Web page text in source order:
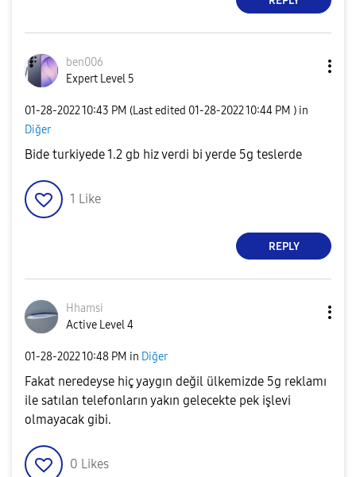
ben006
Expert Level 5
‎01-28-202210:43 PM (Last edited ‎01-28-202210:44 PM ) in
Diğer
Bide turkiyede 1.2 gb hiz verdi bi yerde 5g teslerde
1 Like
REPLY
Hhamsi
Active Level 4
‎01-28-202210:48 PM in Diğer
Fakat neredeyse hiç yaygın değil ülkemizde 5g reklamı
ile satılan telefonların yakın gelecekte pek işlevi
olmayacak gibi.
0 Likes